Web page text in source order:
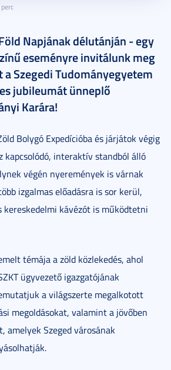
Napjának délutánján - egy
eseményre invitálunk meg
Szegedi Tudományegyetem
jubileumát ünneplő
Karára!
Bolygó Expedícióba és járjátok végig
kapcsolódó, interaktív standból álló
végén nyeremények is várnak
izgalmas előadásra is sor kerül,
kávézót is működtetni
témája a zöld közlekedés, ahol
ügyvezető igazgatójának
a világszerte megalkotott
megoldásokat, valamint a jövőben
amelyek Szeged városának